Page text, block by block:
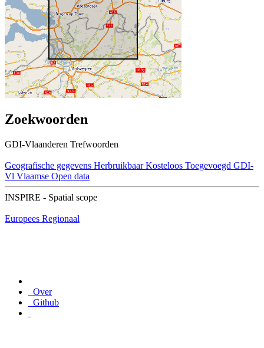
Zoekwoorden
GDI-Vlaanderen Trefwoorden
Geografische gegevens Herbruikbaar Kosteloos Toegevoegd GDI-
Vl Vlaamse Open data
INSPIRE - Spatial scope
Europees Regionaal
Over
Github